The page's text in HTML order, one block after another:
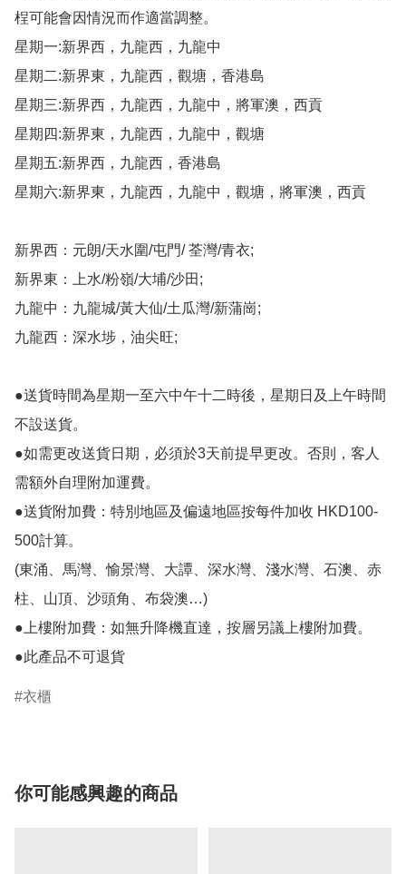
桯可能會因情況而作適當調整。
星期一:新界西，九龍西，九龍中
星期二:新界東，九龍西，觀塘，香港島
星期三:新界西，九龍西，九龍中，將軍澳，西貢
星期四:新界東，九龍西，九龍中，觀塘
星期五:新界西，九龍西，香港島
星期六:新界東，九龍西，九龍中，觀塘，將軍澳，西貢
新界西：元朗/天水圍/屯門/ 荃灣/青衣;
新界東：上水/粉嶺/大埔/沙田;
九龍中：九龍城/黃大仙/土瓜灣/新蒲崗;
九龍西：深水埗，油尖旺;
●送貨時間為星期一至六中午十二時後，星期日及上午時間
不設送貨。
●如需更改送貨日期，必須於3天前提早更改。否則，客人
需額外自理附加運費。
●送貨附加費：特別地區及偏遠地區按每件加收 HKD100-
500計算。
(東涌、馬灣、愉景灣、大譚、深水灣、淺水灣、石澳、赤
柱、山頂、沙頭角、布袋澳…)
●上樓附加費：如無升降機直達，按層另議上樓附加費。
●此產品不可退貨
衣櫃
你可能感興趣的商品